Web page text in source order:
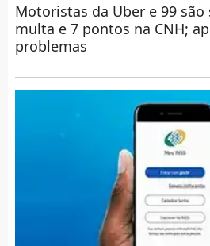
Motoristas da Uber e 99
multa e 7 pontos na CNH;
problemas